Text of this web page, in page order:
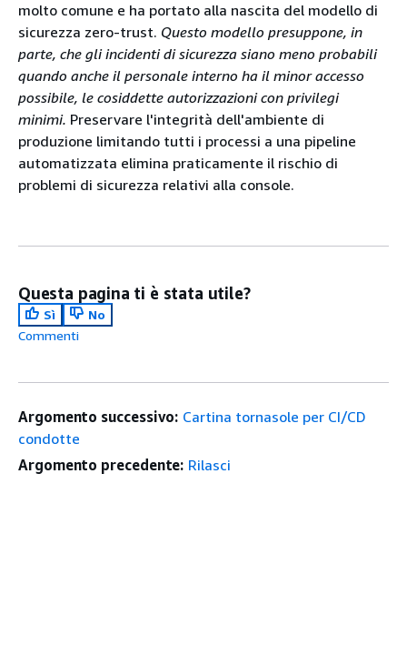
molto comune e ha portato alla nascita del modello di
sicurezza zero-trust. Questo modello presuppone, in
parte, che gli incidenti di sicurezza siano meno probabili
quando anche il personale interno ha il minor accesso
possibile, le cosiddette autorizzazioni con privilegi
minimi. Preservare l'integrità dell'ambiente di
produzione limitando tutti i processi a una pipeline
automatizzata elimina praticamente il rischio di
problemi di sicurezza relativi alla console.
Questa pagina ti è stata utile?
Sì
No
Commenti
Argomento successivo: Cartina tornasole per CI/CD
condotte
Argomento precedente: Rilasci